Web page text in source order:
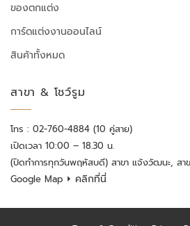
ของตกแต่ง
การ์ดแต่งงานออนไลน์
สินค้าทั้งหมด
สาขา & โชว์รูม
โทร : 02-760-4884 (10 คู่สาย)
เปิดเวลา 10:00 – 18.30 น.
(ปิดทำการทุกวันพฤหัสบดี) สาขา แจ้งวัฒนะ, สา
Google Map ⏵ คลิกที่นี่